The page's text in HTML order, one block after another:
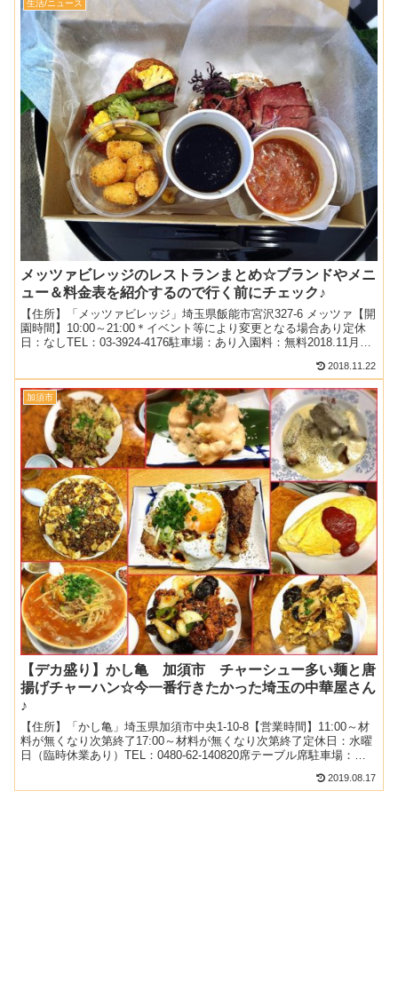
生活/ニュース
メッツァビレッジのレストランまとめ☆ブランドやメニ
ュー＆料金表を紹介するので行く前にチェック♪
【住所】「メッツァビレッジ」埼玉県飯能市宮沢327-6 メッツァ【開
園時間】10:00～21:00＊イベント等により変更となる場合あり定休
日：なしTEL：03-3924-4176駐車場：あり入園料：無料2018.11月
2018.11.22
加須市
【デカ盛り】かし亀 加須市 チャーシュー多い麺と唐
揚げチャーハン☆今一番行きたかった埼玉の中華屋さん
♪
【住所】「かし亀」埼玉県加須市中央1-10-8【営業時間】11:00～材
料が無くなり次第終了17:00～材料が無くなり次第終了定休日：水曜
日（臨時休業あり）TEL：0480-62-140820席テーブル席駐車場：あ
2019.08.17